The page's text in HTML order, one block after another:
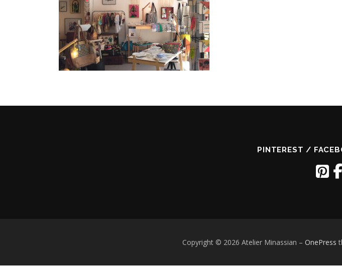
PINTEREST /
Copyright © 2026 Atelier Minassian – OnePress